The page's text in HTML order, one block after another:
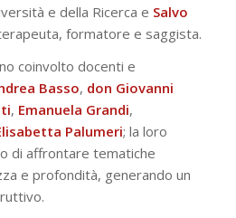
e della Ricerca e Salvo
formatore e saggista.
coinvolto docenti e
Basso, don Giovanni
, Emanuela Grandi,
Palumeri; la loro
di affrontare tematiche
e profondità, generando un